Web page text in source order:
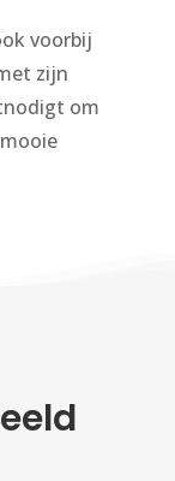
voorbij
zijn
om